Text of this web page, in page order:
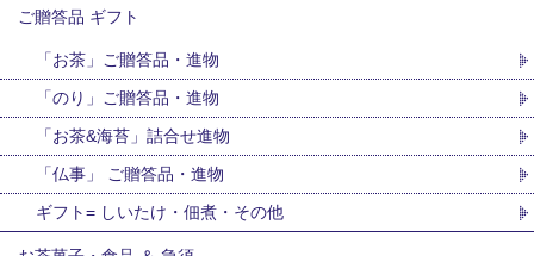
ご贈答品 ギフト
「お茶」ご贈答品・進物
「のり」ご贈答品・進物
「お茶&海苔」詰合せ進物
「仏事」 ご贈答品・進物
ギフト= しいたけ・佃煮・その他